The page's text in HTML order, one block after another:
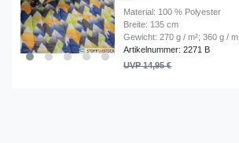
Material: 100 % Polyester
Breite: 135 cm
Gewicht: 270 g / m²; 360 g / m
Artikelnummer: 2271 B
UVP 14,95 €